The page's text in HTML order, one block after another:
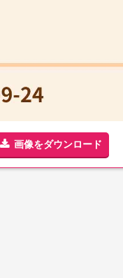
画像をダウンロード